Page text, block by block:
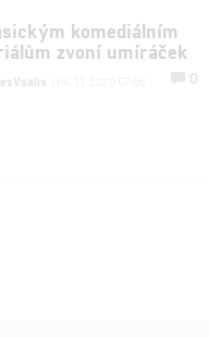
komediálním
zvoní umíráček
0